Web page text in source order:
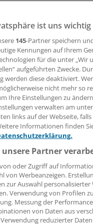
09:35 Uhr
zählt mit einer
von 0,3
Koch-Institut im
Prävalenz dürfte aber
und
Menschen,
HCV-Prävalenz
waren.
ist uns wichtig
145-Partner speichern
Kennungen auf Ihrem
für die unter
aufgeführten Zwecke.
werden diese deaktiviert.
nicht mehr so
Ihre Einstellungen zu
verwalten am
links auf der Webseite,
Informationen finden
Partner
oder Zugriff auf
von Werbeanzeigen.
zur Auswahl
Verwendung von Profilen
Messung der
von Daten aus
reduzierter